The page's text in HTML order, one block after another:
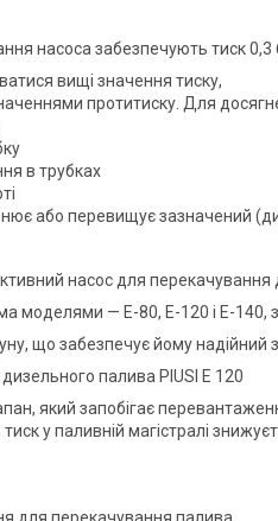
насоса забезпечують тиск 0,3
вищі значення тиску,
протитиску. Для
в трубках
або перевищує зазначений
насос для перекачування
— E-80, E-120 і Е-140, з
що забезпечує йому надійний
палива PIUSI E 120
який запобігає
у паливній магістралі